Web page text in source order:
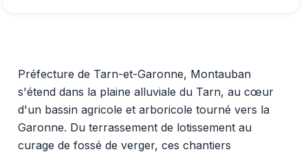
Préfecture de Tarn-et-Garonne, Montauban
s'étend dans la plaine alluviale du Tarn, au cœur
d'un bassin agricole et arboricole tourné vers la
Garonne. Du terrassement de lotissement au
curage de fossé de verger, ces chantiers